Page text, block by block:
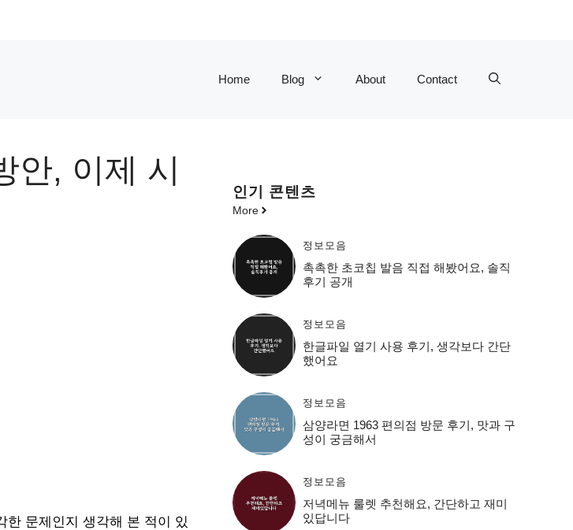
Home Blog About Contact
안, 이제 시
한 문제인지 생각해 본 적이 있
인기 콘텐츠
More
정보모음
촉촉한 초코칩 발음 직접 해봤어요, 솔직
후기 공개
정보모음
한글파일 열기 사용 후기, 생각보다 간단
했어요
정보모음
삼양라면 1963 편의점 방문 후기, 맛과 구
성이 궁금해서
정보모음
저녁메뉴 룰렛 추천해요, 간단하고 재미
있답니다